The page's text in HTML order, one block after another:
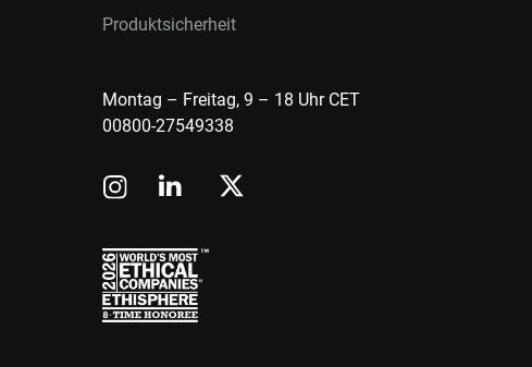
Produktsicherheit
Montag – Freitag, 9 – 18 Uhr CET
00800-27549338